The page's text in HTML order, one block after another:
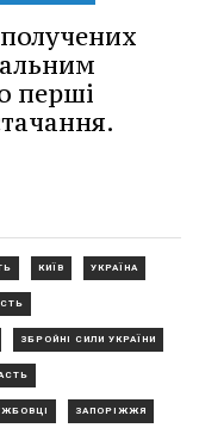
перші
КИЇВ УКРАЇНА
ЗБРОЙНІ СИЛИ УКРАЇНИ
ЗАПОРІЖЖЯ